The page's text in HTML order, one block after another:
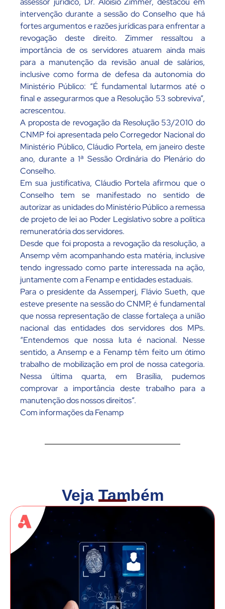
intervenção durante a sessão do Conselho que há
fortes argumentos e razões jurídicas para enfrentar a
revogação deste direito. Zimmer ressaltou a
importância de os servidores atuarem ainda mais
para a manutenção da revisão anual de salários,
inclusive como forma de defesa da autonomia do
Ministério Público: “É fundamental lutarmos até o
final e assegurarmos que a Resolução 53 sobreviva”,
acrescentou.
A proposta de revogação da Resolução 53/2010 do
CNMP foi apresentada pelo Corregedor Nacional do
Ministério Público, Cláudio Portela, em janeiro deste
ano, durante a 1ª Sessão Ordinária do Plenário do
Conselho.
Em sua justificativa, Cláudio Portela afirmou que o
Conselho tem se manifestado no sentido de
autorizar as unidades do Ministério Público a remessa
de projeto de lei ao Poder Legislativo sobre a política
remuneratória dos servidores.
Desde que foi proposta a revogação da resolução, a
Ansemp vêm acompanhando esta matéria, inclusive
tendo ingressado como parte interessada na ação,
juntamente com a Fenamp e entidades estaduais.
Para o presidente da Assemperj, Flávio Sueth, que
esteve presente na sessão do CNMP, é fundamental
que nossa representação de classe fortaleça a união
nacional das entidades dos servidores dos MPs.
“Entendemos que nossa luta é nacional. Nesse
sentido, a Ansemp e a Fenamp têm feito um ótimo
trabalho de mobilização em prol de nossa categoria.
Nessa última quarta, em Brasília, pudemos
comprovar a importância deste trabalho para a
manutenção dos nossos direitos”.
Com informações da Fenamp
Veja Também